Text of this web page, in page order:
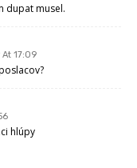
dupat musel.
17:09
hlúpy